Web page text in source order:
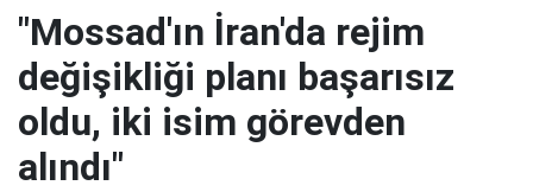
"Mossad'ın İran'da rejim
değişikliği planı başarısız
oldu, iki isim görevden
alındı"